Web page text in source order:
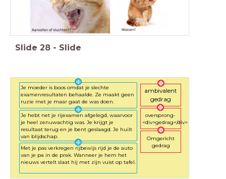
Slide 28 - Slide
ambivalent
gedrag
oversprong-
<div>gedrag</div>
Omgericht
gedrag
Je moeder is boos omdat je slechte
examenresultaten behaalde. Ze maakt geen
ruzie met je maar gaat de was doen.
Je hebt net je rijexamen afgelegd, waarvoor
je heel zenuwachtig was. Je krijgt je
resultaat terug en je bent geslaagd. Je huilt
van blijdschap.
Met je pas verkregen rijbewijs rijd je de auto
van je pa in de prak. Wanneer je hem het
nieuws vertelt slaat hij met zijn vuist op tafel.